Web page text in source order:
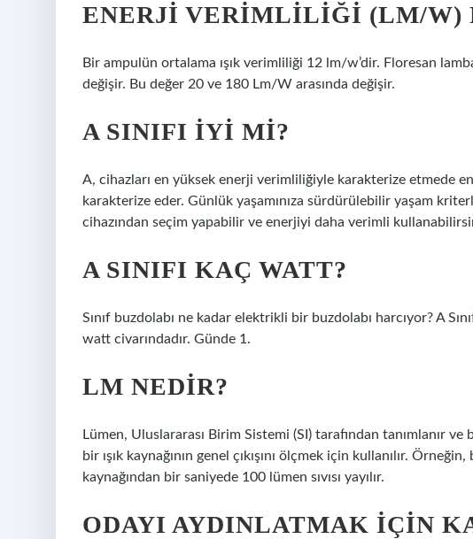
ENERJI VERIMLILIĞI (LM/W)
Bir ampulün ortalama ışık verimliliği 12 lm/w’dir. Floresan
değişir. Bu değer 20 ve 180 Lm/W arasında değişir.
A SINIFI IYI MI?
A, cihazları en yüksek enerji verimliliğiyle karakterize etmede
karakterize eder. Günlük yaşamınıza sürdürülebilir yaşam
cihazından seçim yapabilir ve enerjiyi daha verimli
A SINIFI KAÇ WATT?
Sınıf buzdolabı ne kadar elektrikli bir buzdolabı harcıyor? A
watt civarındadır. Günde 1.
LM NEDIR?
Lümen, Uluslararası Birim Sistemi (SI) tarafından tanımlanır
bir ışık kaynağının genel çıkışını ölçmek için kullanılır.
kaynağından bir saniyede 100 lümen sıvısı yayılır.
ODAYI AYDINLATMAK IÇIN